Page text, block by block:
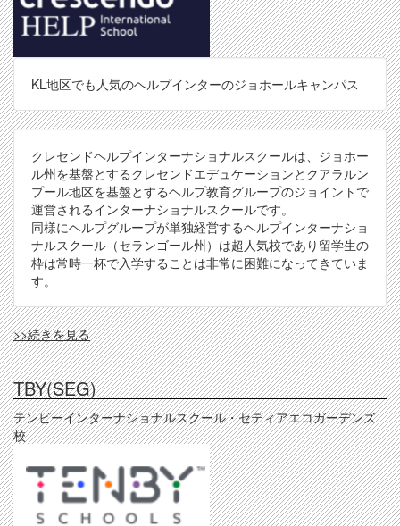
KL地区でも人気のヘルプインターのジョホールキャンパス
クレセンドヘルプインターナショナルスクールは、ジョホー
ル州を基盤とするクレセンドエデュケーションとクアラルン
プール地区を基盤とするヘルプ教育グループのジョイントで
運営されるインターナショナルスクールです。
同様にヘルプグループが単独経営するヘルプインターナショ
ナルスクール（セランゴール州）は超人気校であり留学生の
枠は常時一杯で入学することは非常に困難になってきていま
す。
CHIS
の
>>続きを見る
TBY(SEG)
テンビーインターナショナルスクール・セティアエコガーデンズ
校